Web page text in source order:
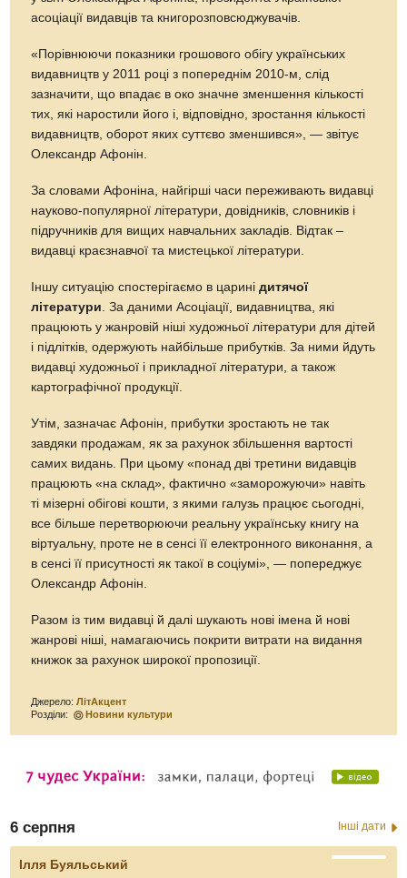
асоціації видавців та книгорозповсюджувачів.
«Порівнюючи показники грошового обігу українських
видавництв у 2011 році з попереднім 2010-м, слід
зазначити, що впадає в око значне зменшення кількості
тих, які наростили його і, відповідно, зростання кількості
видавництв, оборот яких суттєво зменшився», — звітує
Олександр Афонін.
За словами Афоніна, найгірші часи переживають видавці
науково-популярної літератури, довідників, словників і
підручників для вищих навчальних закладів. Відтак –
видавці краєзнавчої та мистецької літератури.
Іншу ситуацію спостерігаємо в царинідитячої
літератури . За даними Асоціації, видавництва, які
працюють у жанровій ніші художньої літератури для дітей
і підлітків, одержують найбільше прибутків. За ними йдуть
видавці художньої і прикладної літератури, а також
картографічної продукції.
Утім, зазначає Афонін, прибутки зростають не так
завдяки продажам, як за рахунок збільшення вартості
самих видань. При цьому «понад дві третини видавців
працюють «на склад», фактично «заморожуючи» навіть
ті мізерні обігові кошти, з якими галузь працює сьогодні,
все більше перетворюючи реальну українську книгу на
віртуальну, проте не в сенсі її електронного виконання, а
в сенсі її присутності як такої в соціумі», — попереджує
Олександр Афонін.
Разом із тим видавці й далі шукають нові імена й нові
жанрові ніші, намагаючись покрити витрати на видання
книжок за рахунок широкої пропозиції.
Джерело:ЛітАкцент
Розділи:
Новини культури
6 серпня Інші дати
Ілля Буяльський